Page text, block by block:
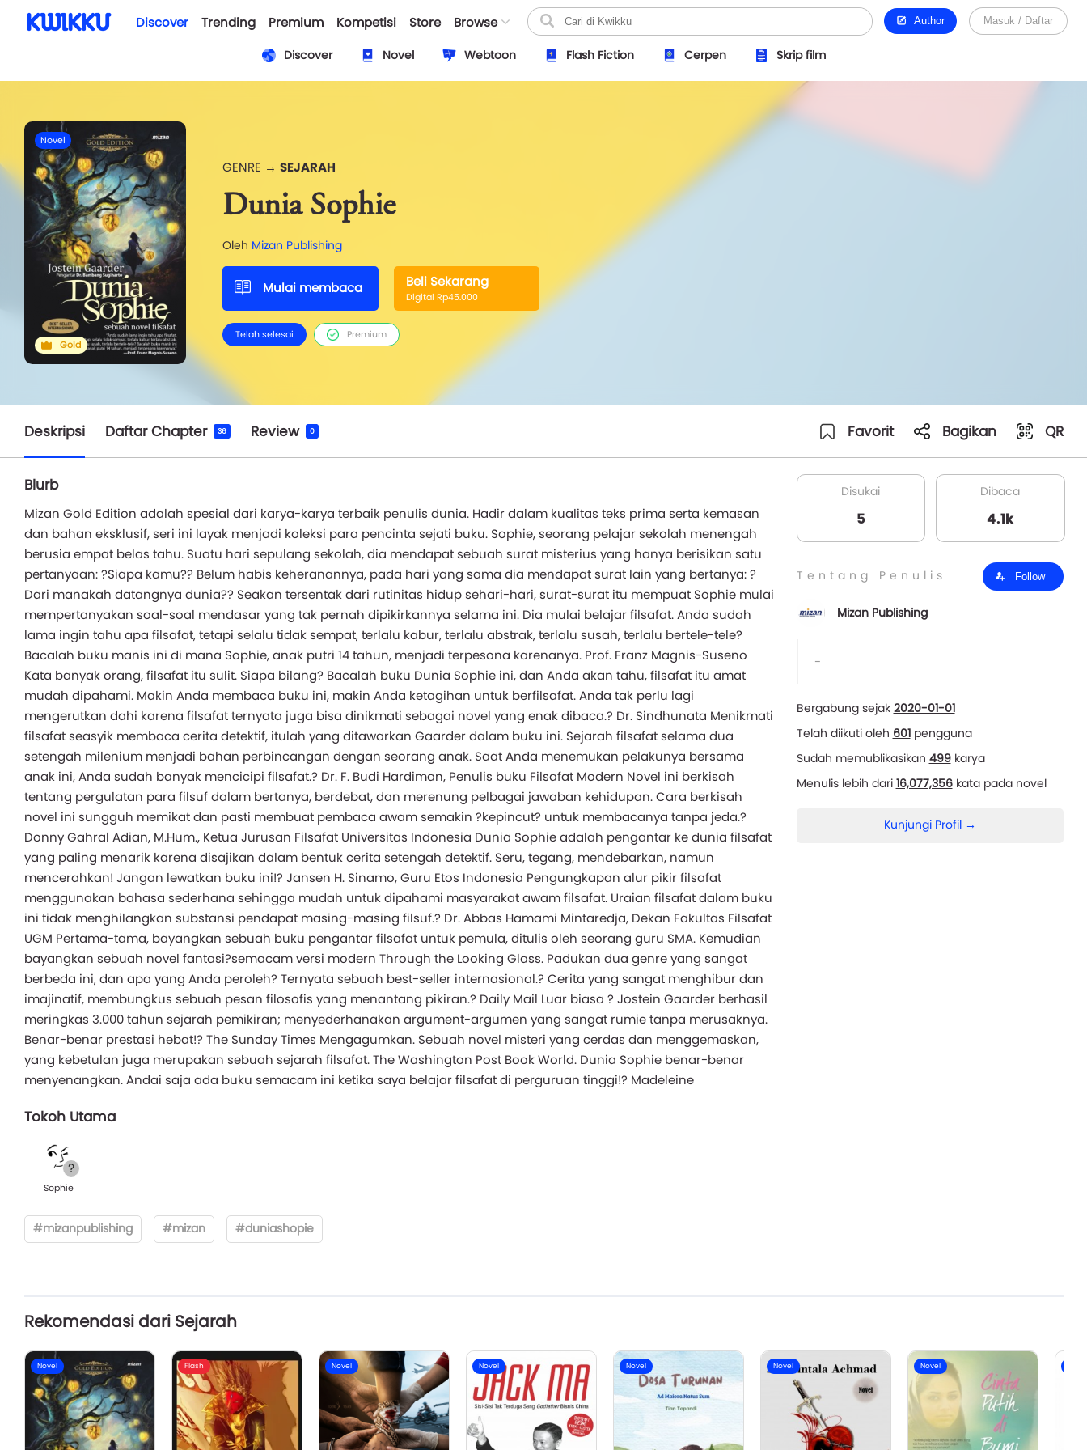
Discover Trending Premium Kompetisi Store Browse Author Masuk / Daftar
Discover Novel Webtoon Flash Fiction Cerpen Skrip film
Novel
Gold
GENRE → SEJARAH
Dunia Sophie
Oleh Mizan Publishing
Mulai membaca Beli Sekarang
Digital Rp45.000
Telah selesai Premium
Deskripsi Daftar Chapter 36 Review 0 Favorit Bagikan QR
Blurb
Mizan Gold Edition adalah spesial dari karya-karya terbaik penulis dunia. Hadir dalam kualitas teks prima serta kemasan
dan bahan eksklusif, seri ini layak menjadi koleksi para pencinta sejati buku. Sophie, seorang pelajar sekolah menengah
berusia empat belas tahu. Suatu hari sepulang sekolah, dia mendapat sebuah surat misterius yang hanya berisikan satu
pertanyaan: ?Siapa kamu?? Belum habis keheranannya, pada hari yang sama dia mendapat surat lain yang bertanya: ?
Dari manakah datangnya dunia?? Seakan tersentak dari rutinitas hidup sehari-hari, surat-surat itu mempuat Sophie mulai
mempertanyakan soal-soal mendasar yang tak pernah dipikirkannya selama ini. Dia mulai belajar filsafat. Anda sudah
lama ingin tahu apa filsafat, tetapi selalu tidak sempat, terlalu kabur, terlalu abstrak, terlalu susah, terlalu bertele-tele?
Bacalah buku manis ini di mana Sophie, anak putri 14 tahun, menjadi terpesona karenanya. Prof. Franz Magnis-Suseno
Kata banyak orang, filsafat itu sulit. Siapa bilang? Bacalah buku Dunia Sophie ini, dan Anda akan tahu, filsafat itu amat
mudah dipahami. Makin Anda membaca buku ini, makin Anda ketagihan untuk berfilsafat. Anda tak perlu lagi
mengerutkan dahi karena filsafat ternyata juga bisa dinikmati sebagai novel yang enak dibaca.? Dr. Sindhunata Menikmati
filsafat seasyik membaca cerita detektif, itulah yang ditawarkan Gaarder dalam buku ini. Sejarah filsafat selama dua
setengah milenium menjadi bahan perbincangan dengan seorang anak. Saat Anda menemukan pelakunya bersama
anak ini, Anda sudah banyak mencicipi filsafat.? Dr. F. Budi Hardiman, Penulis buku Filsafat Modern Novel ini berkisah
tentang pergulatan para filsuf dalam bertanya, berdebat, dan merenung pelbagai jawaban kehidupan. Cara berkisah
novel ini sungguh memikat dan pasti membuat pembaca awam semakin ?kepincut? untuk membacanya tanpa jeda.?
Donny Gahral Adian, M.Hum., Ketua Jurusan Filsafat Universitas Indonesia Dunia Sophie adalah pengantar ke dunia filsafat
yang paling menarik karena disajikan dalam bentuk cerita setengah detektif. Seru, tegang, mendebarkan, namun
mencerahkan! Jangan lewatkan buku ini!? Jansen H. Sinamo, Guru Etos Indonesia Pengungkapan alur pikir filsafat
menggunakan bahasa sederhana sehingga mudah untuk dipahami masyarakat awam filsafat. Uraian filsafat dalam buku
ini tidak menghilangkan substansi pendapat masing-masing filsuf.? Dr. Abbas Hamami Mintaredja, Dekan Fakultas Filsafat
UGM Pertama-tama, bayangkan sebuah buku pengantar filsafat untuk pemula, ditulis oleh seorang guru SMA. Kemudian
bayangkan sebuah novel fantasi?semacam versi modern Through the Looking Glass. Padukan dua genre yang sangat
berbeda ini, dan apa yang Anda peroleh? Ternyata sebuah best-seller internasional.? Cerita yang sangat menghibur dan
imajinatif, membungkus sebuah pesan filosofis yang menantang pikiran.? Daily Mail Luar biasa ? Jostein Gaarder berhasil
meringkas 3.000 tahun sejarah pemikiran; menyederhanakan argument-argumen yang sangat rumie tanpa merusaknya.
Benar-benar prestasi hebat!? The Sunday Times Mengagumkan. Sebuah novel misteri yang cerdas dan menggemaskan,
yang kebetulan juga merupakan sebuah sejarah filsafat. The Washington Post Book World. Dunia Sophie benar-benar
menyenangkan. Andai saja ada buku semacam ini ketika saya belajar filsafat di perguruan tinggi!? Madeleine
Tokoh Utama
Sophie
#mizanpublishing #mizan #duniashopie
Disukai
5
Dibaca
4.1k
Tentang Penulis Follow
Mizan Publishing
-
Bergabung sejak 2020-01-01
Telah diikuti oleh 601pengguna
Sudah memublikasikan 499karya
Menulis lebih dari 16,077,356kata pada novel
Kunjungi Profil →
Rekomendasi dari Sejarah
Novel Flash Novel Novel Novel Novel Novel